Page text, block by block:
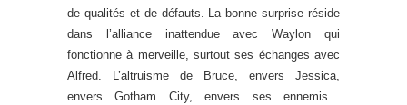
de qualités et de défauts. La bonne surprise réside
dans l’alliance inattendue avec Waylon qui
fonctionne à merveille, surtout ses échanges avec
Alfred. L’altruisme de Bruce, envers Jessica,
envers Gotham City, envers ses ennemis…